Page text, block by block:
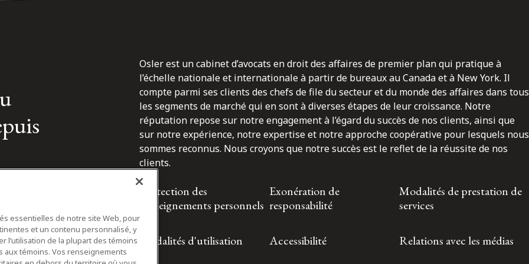
Osler est un cabinet d’avocats en droit des affaires de premier plan qui pratique à
l’échelle nationale et internationale à partir de bureaux au Canada et à New York. Il
compte parmi ses clients des chefs de file du secteur et du monde des affaires dans tous
les segments de marché qui en sont à diverses étapes de leur croissance. Notre
réputation repose sur notre engagement à l’égard du succès de nos clients, ainsi que
sur notre expérience, notre expertise et notre approche coopérative pour lesquels nous
sommes reconnus. Nous croyons que notre succès est le reflet de la réussite de nos
clients.
Protection des
renseignements personnels
Exonération de
responsabilité
Modalités de prestation de
services
Modalités d'utilisation Accessibilité Relations avec les médias
essentielles de notre site Web, pour
et un contenu personnalisé, y
l’utilisation de la plupart des témoins
témoins. Vos renseignements